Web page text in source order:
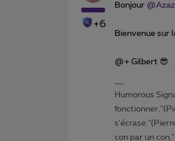
+6
Bonjour
Bienvenue sur
@+ Gilbert 😎
Humorous
con par un